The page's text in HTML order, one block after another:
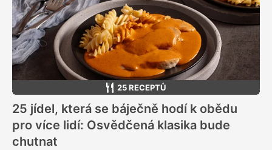
25 RECEPTŮ
25 jídel, která se báječně hodí k obědu
pro více lidí: Osvědčená klasika bude
chutnat